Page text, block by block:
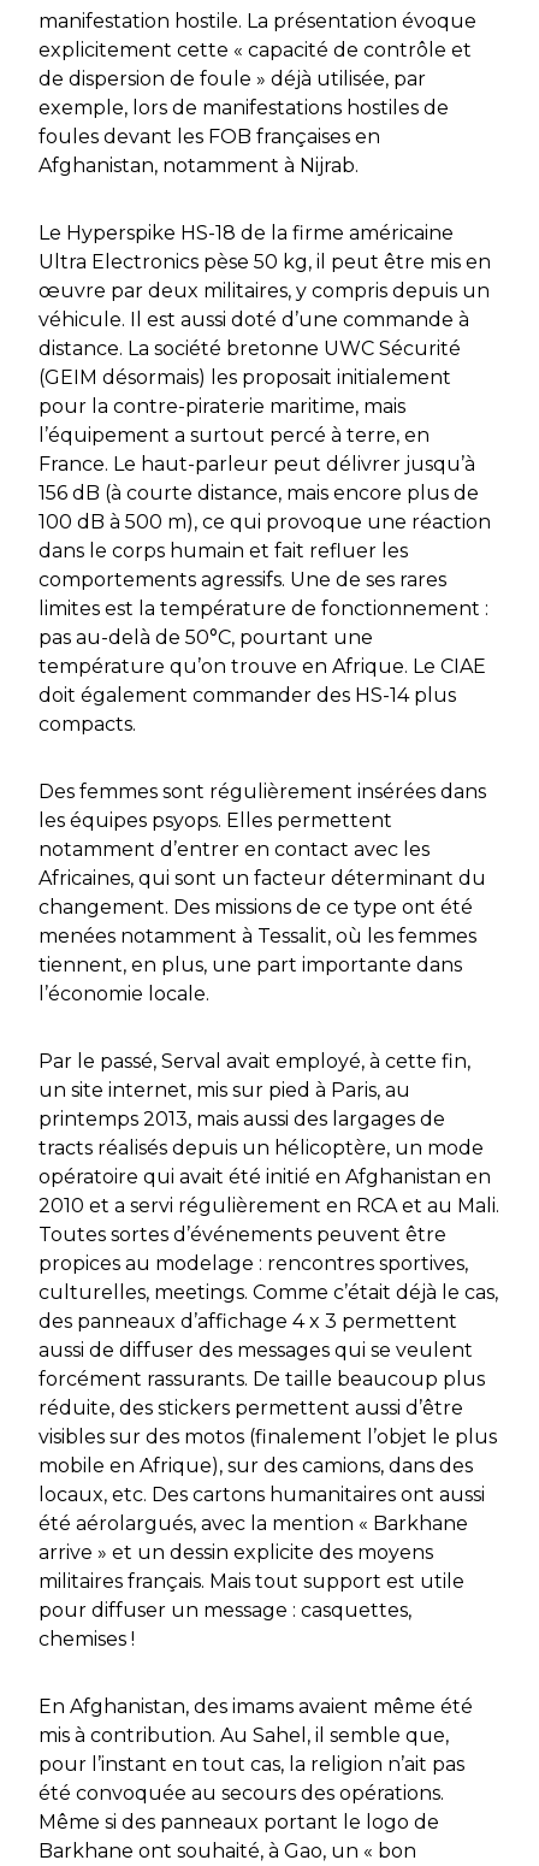
manifestation hostile. La présentation évoque
explicitement cette « capacité de contrôle et
de dispersion de foule » déjà utilisée, par
exemple, lors de manifestations hostiles de
foules devant les FOB françaises en
Afghanistan, notamment à Nijrab.
Le Hyperspike HS-18 de la firme américaine
Ultra Electronics pèse 50 kg, il peut être mis en
œuvre par deux militaires, y compris depuis un
véhicule. Il est aussi doté d’une commande à
distance. La société bretonne UWC Sécurité
(GEIM désormais) les proposait initialement
pour la contre-piraterie maritime, mais
l’équipement a surtout percé à terre, en
France. Le haut-parleur peut délivrer jusqu’à
156 dB (à courte distance, mais encore plus de
100 dB à 500 m), ce qui provoque une réaction
dans le corps humain et fait refluer les
comportements agressifs. Une de ses rares
limites est la température de fonctionnement :
pas au-delà de 50°C, pourtant une
température qu’on trouve en Afrique. Le CIAE
doit également commander des HS-14 plus
compacts.
Des femmes sont régulièrement insérées dans
les équipes psyops. Elles permettent
notamment d’entrer en contact avec les
Africaines, qui sont un facteur déterminant du
changement. Des missions de ce type ont été
menées notamment à Tessalit, où les femmes
tiennent, en plus, une part importante dans
l’économie locale.
Par le passé, Serval avait employé, à cette fin,
un site internet, mis sur pied à Paris, au
printemps 2013, mais aussi des largages de
tracts réalisés depuis un hélicoptère, un mode
opératoire qui avait été initié en Afghanistan en
2010 et a servi régulièrement en RCA et au Mali.
Toutes sortes d’événements peuvent être
propices au modelage : rencontres sportives,
culturelles, meetings. Comme c’était déjà le cas,
des panneaux d’affichage 4 x 3 permettent
aussi de diffuser des messages qui se veulent
forcément rassurants. De taille beaucoup plus
réduite, des stickers permettent aussi d’être
visibles sur des motos (finalement l’objet le plus
mobile en Afrique), sur des camions, dans des
locaux, etc. Des cartons humanitaires ont aussi
été aérolargués, avec la mention « Barkhane
arrive » et un dessin explicite des moyens
militaires français. Mais tout support est utile
pour diffuser un message : casquettes,
chemises !
En Afghanistan, des imams avaient même été
mis à contribution. Au Sahel, il semble que,
pour l’instant en tout cas, la religion n’ait pas
été convoquée au secours des opérations.
Même si des panneaux portant le logo de
Barkhane ont souhaité, à Gao, un « bon